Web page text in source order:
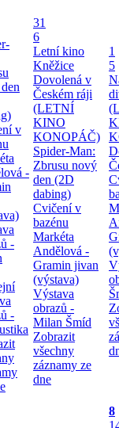
v
-
-
-
31
6
Letní kino
Kněžice
Dovolená v
Českém ráji
(LETNÍ
KINO
KONOPÁČ)
Spider-Man:
Zbrusu nový
den (2D
dabing)
Cvičení v
bazénu
Markéta
Andělová -
Gramin jivan
(výstava)
Výstava
obrazů -
Milan Šmíd
Zobrazit
všechny
záznamy ze
dne
1
5
8